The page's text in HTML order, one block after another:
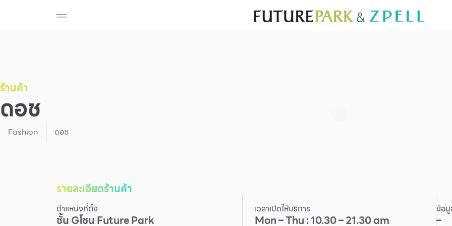
สำหรับนักท่องเที่ยว มีอะไรใหม่ แผนผังร้านค้า
Furniture
ร้านค้า
ดอช
Fashion ดอช
รายละเอียดร้านค้า
ตำแหน่งที่ตั้ง
ชั้นGโซนFuture Park
เวลาเปิดให้บริการ
Mon – Thu : 10.30 – 21.30 am
ข้อ
–